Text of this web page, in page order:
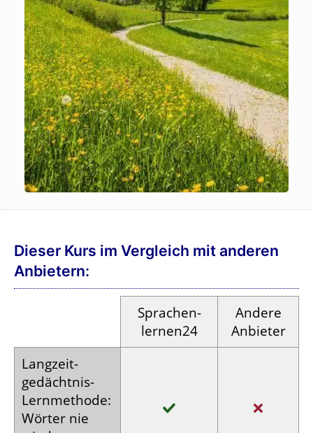
Dieser Kurs im Vergleich mit anderen
Anbietern:
Sprachen­
lernen24
Andere
Anbieter
Langzeit­
gedächtnis-
Lern­methode:
Wörter nie